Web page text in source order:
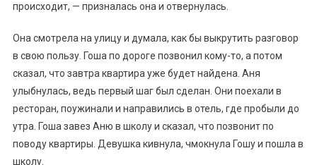
происходит, — призналась она и отвернулась.
Она смотрела на улицу и думала, как бы выкрутить разговор
в свою пользу. Гоша по дороге позвонил кому-то, а потом
сказал, что завтра квартира уже будет найдена. Аня
улыбнулась, ведь первый шаг был сделан. Они поехали в
ресторан, поужинали и направились в отель, где пробыли до
утра. Гоша завез Аню в школу и сказал, что позвонит по
поводу квартиры. Девушка кивнула, чмокнула Гошу и пошла в
школу.